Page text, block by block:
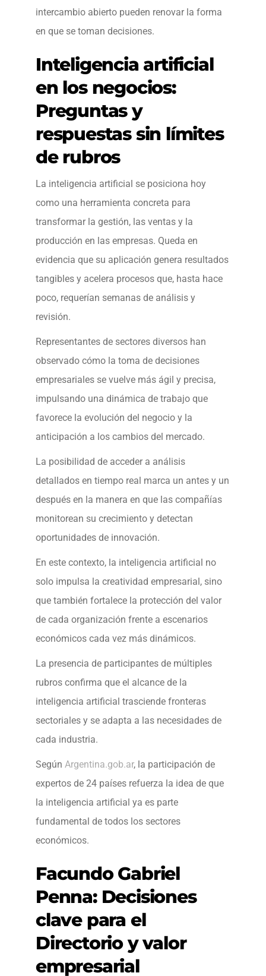
intercambio abierto pueden renovar la forma
en que se toman decisiones.
Inteligencia artificial
en los negocios:
Preguntas y
respuestas sin límites
de rubros
La inteligencia artificial se posiciona hoy
como una herramienta concreta para
transformar la gestión, las ventas y la
producción en las empresas. Queda en
evidencia que su aplicación genera resultados
tangibles y acelera procesos que, hasta hace
poco, requerían semanas de análisis y
revisión.
Representantes de sectores diversos han
observado cómo la toma de decisiones
empresariales se vuelve más ágil y precisa,
impulsando una dinámica de trabajo que
favorece la evolución del negocio y la
anticipación a los cambios del mercado.
La posibilidad de acceder a análisis
detallados en tiempo real marca un antes y un
después en la manera en que las compañías
monitorean su crecimiento y detectan
oportunidades de innovación.
En este contexto, la inteligencia artificial no
solo impulsa la creatividad empresarial, sino
que también fortalece la protección del valor
de cada organización frente a escenarios
económicos cada vez más dinámicos.
La presencia de participantes de múltiples
rubros confirma que el alcance de la
inteligencia artificial trasciende fronteras
sectoriales y se adapta a las necesidades de
cada industria.
Según Argentina.gob.ar, la participación de
expertos de 24 países refuerza la idea de que
la inteligencia artificial ya es parte
fundamental de todos los sectores
económicos.
Facundo Gabriel
Penna: Decisiones
clave para el
Directorio y valor
empresarial